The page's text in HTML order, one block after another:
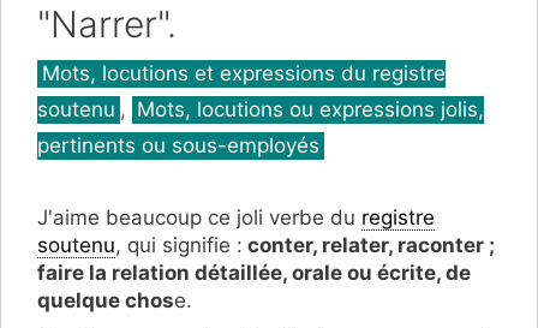
"Narrer".
Catégories
Mots, locutions et expressions du registre
soutenu , Mots, locutions ou expressions jolis,
pertinents ou sous-employés
J'aime beaucoup ce joli verbe du registre
soutenu, qui signifie : conter, relater, raconter ;
faire la relation détaillée, orale ou écrite, de
quelque chose.